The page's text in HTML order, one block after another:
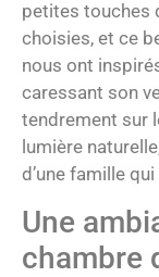
petites touches
choisies, et ce
nous ont
caressant son
tendrement sur
lumière
d’une famille qui
Une
chambre